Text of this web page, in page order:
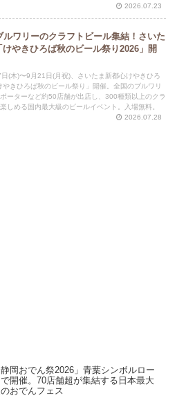
2026.07.23
ルワリーのクラフトビール集結！さいた
けやきひろば秋のビール祭り2026」開
(木)〜9月21日(月祝)、さいたま新都心けやきひろ
きひろば秋のビール祭り」開催。全国のブルワリ
ーターなど約50店舗が出店し、300種類以上のクラ
しめる国内最大級のビールイベント。入場無料。
2026.07.28
静岡おでん祭2026」青葉シンボルロー
で開催。70店舗超が集結する日本最大
おでんフェス